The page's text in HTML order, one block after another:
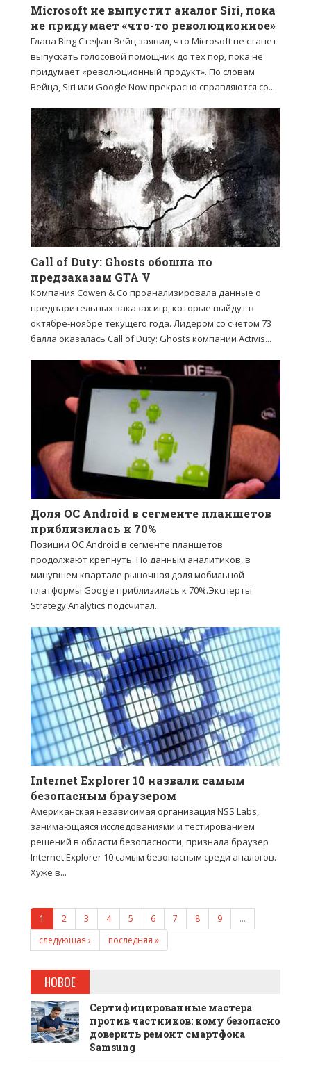
Microsoft не выпустит аналог Siri, пока
не придумает «что-то революционное»
Глава Bing Стефан Вейц заявил, что Microsoft не станет
выпускать голосовой помощник до тех пор, пока не
придумает «революционный продукт». По словам
Вейца, Siri или Google Now прекрасно справляются со...
Call of Duty: Ghosts обошла по
предзаказам GTA V
Компания Cowen & Co проанализировала данные о
предварительных заказах игр, которые выйдут в
октябре-ноябре текущего года. Лидером со счетом 73
балла оказалась Call of Duty: Ghosts компании Activis...
Доля ОС Android в сегменте планшетов
приблизилась к 70%
Позиции ОС Android в сегменте планшетов
продолжают крепнуть. По данным аналитиков, в
минувшем квартале рыночная доля мобильной
платформы Google приблизилась к 70%.Эксперты
Strategy Analytics подсчитал...
Internet Explorer 10 назвали самым
безопасным браузером
Американская независимая организация NSS Labs,
занимающаяся исследованиями и тестированием
решений в области безопасности, признала браузер
Internet Explorer 10 самым безопасным среди аналогов.
Хуже в...
1 2 3 4 5 6 7 8 9
…
следующая ›
последняя »
НОВОЕ
Сертифицированные мастера
против частников: кому безопасно
доверить ремонт смартфона
Samsung